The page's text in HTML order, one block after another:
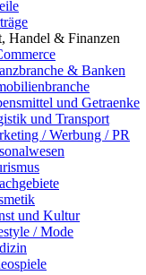
Handel & Finanzen
& Banken
und Getraenke
und Transport
/ Werbung / PR
und Kultur
/ Mode